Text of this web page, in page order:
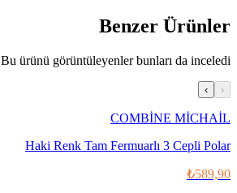
Benzer Ürünler
Bu ürünü görüntüleyenler bunları da inceledi
‹
›
COMBİNE MİCHAİL
Haki Renk Tam Fermuarlı 3 Cepli Polar
₺589,90